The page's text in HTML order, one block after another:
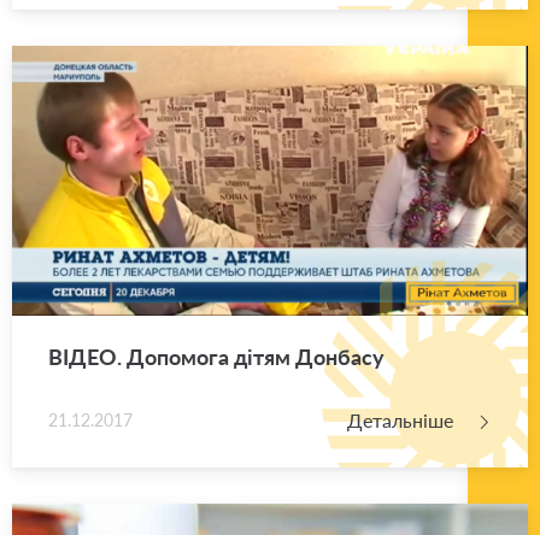
ВІДЕО. До­по­мо­га дітям Дон­ба­су
21.12.2017 Детальніше